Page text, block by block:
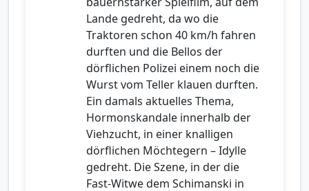
Lande gedreht, da wo die
Traktoren schon 40 km/h fahren
durften und die Bellos der
dörflichen Polizei einem noch die
Wurst vom Teller klauen durften.
Ein damals aktuelles Thema,
Hormonskandale innerhalb der
Viehzucht, in einer knalligen
dörflichen Möchtegern – Idylle
gedreht. Die Szene, in der die
Fast-Witwe dem Schimanski in